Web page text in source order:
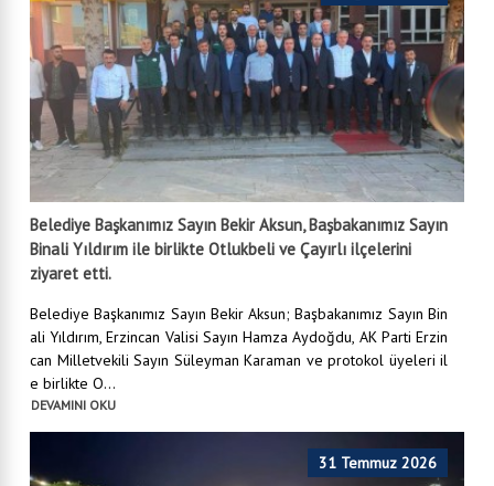
Belediye Başkanımız Sayın Bekir Aksun, Başbakanımız Sayın
Binali Yıldırım ile birlikte Otlukbeli ve Çayırlı ilçelerini
ziyaret etti.
Belediye Başkanımız Sayın Bekir Aksun; Başbakanımız Sayın Bin
ali Yıldırım, Erzincan Valisi Sayın Hamza Aydoğdu, AK Parti Erzin
can Milletvekili Sayın Süleyman Karaman ve protokol üyeleri il
e birlikte O...
DEVAMINI OKU
31 Temmuz 2026